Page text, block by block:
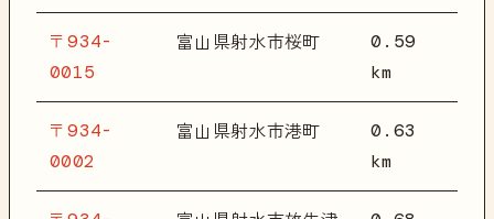
〒934-
0015
富山県射水市桜町
0.59
km
〒934-
0002
富山県射水市港町
0.63
km